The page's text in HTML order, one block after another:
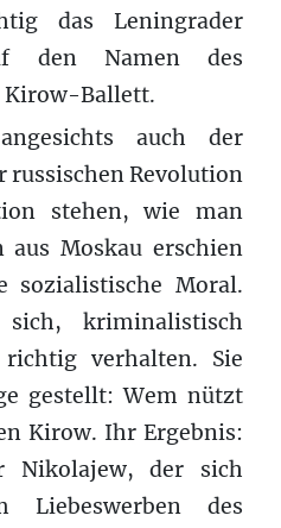
das Leningrader
den Namen des
Kirow-Ballett.
auch der
russischen Revolution
stehen, wie man
Moskau erschien
sozialistische Moral.
kriminalistisch
richtig verhalten. Sie
gestellt: Wem nützt
Kirow. Ihr Ergebnis:
Nikolajew, der sich
Liebeswerben des